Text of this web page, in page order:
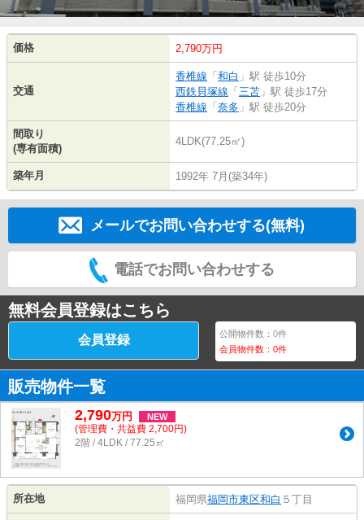
価格 2,790万円
交通
香椎線 「 和白 」駅 徒歩10分
西鉄貝塚線 「 三苫 」駅 徒歩17分
香椎線 「 奈多 」駅 徒歩20分
間取り
(専有面積)
4LDK(77.25㎡)
築年月 1992年 7月(築34年)
メールでお問い合わせする(無料)
電話でお問い合わせする
無料会員登録はこちら
会員登録 公開物件数：0件
会員物件数：0件
販売物件一覧
2,790万円 NEW
(管理費・共益費 2,700円)
2階 / 4LDK / 77.25㎡
所在地 福岡県福岡市東区和白 ５丁目